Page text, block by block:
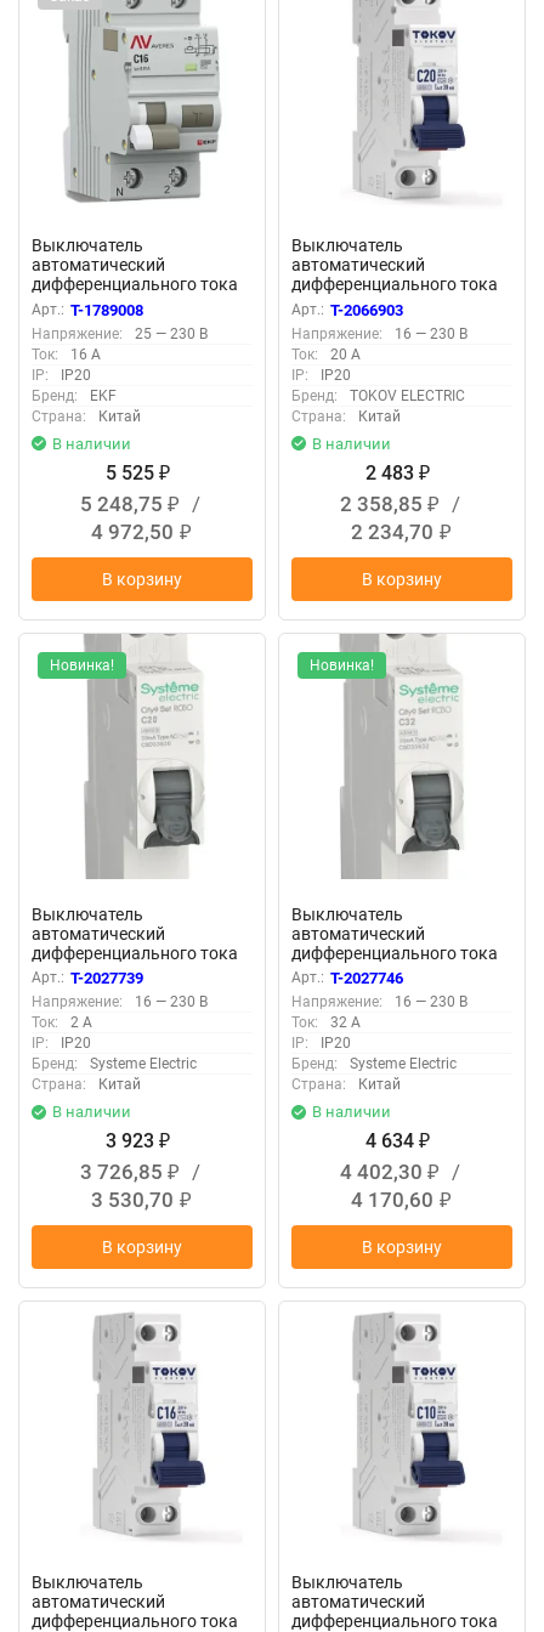
Выключатель
автоматический
дифференциального тока
2п (1P+N) C 16А 10мА тип
AC 6кА DVA-6 AVERES EKF
rcbo6-1pn-16C-10-ac-av
Арт.: T-1789008
Напряжение:
25 — 230 В
Ток:
16 А
IP:
IP20
Бренд:
EKF
Страна:
Китай
В наличии
5 525 ₽
5 248,75 ₽
/
4 972,50 ₽
В корзину
Выключатель
автоматический
дифференциального тока
2п (1P+N) C 20А 30мА тип A
6кА PRIZMA 18мм TOKOV
ELECTRIC TKE-PZ60-RCBO-
1-20-30-A
Арт.: T-2066903
Напряжение:
16 — 230 В
Ток:
20 А
IP:
IP20
Бренд:
TOKOV ELECTRIC
Страна:
Китай
В наличии
2 483 ₽
2 358,85 ₽
/
2 234,70 ₽
В корзину
Новинка!
Выключатель
автоматический
дифференциального тока
2п (1P+N) C 20А 30мА тип
AC 4.5кА City9 18мм SE
C9D33620
Арт.: T-2027739
Напряжение:
16 — 230 В
Ток:
2 А
IP:
IP20
Бренд:
Systeme Electric
Страна:
Китай
В наличии
3 923 ₽
3 726,85 ₽
/
3 530,70 ₽
В корзину
Новинка!
Выключатель
автоматический
дифференциального тока
2п (1P+N) C 32А 30мА тип
AC 4.5кА City9 18мм SE
C9D33632
Арт.: T-2027746
Напряжение:
16 — 230 В
Ток:
32 А
IP:
IP20
Бренд:
Systeme Electric
Страна:
Китай
В наличии
4 634 ₽
4 402,30 ₽
/
4 170,60 ₽
В корзину
Выключатель
автоматический
дифференциального тока
Выключатель
автоматический
дифференциального тока